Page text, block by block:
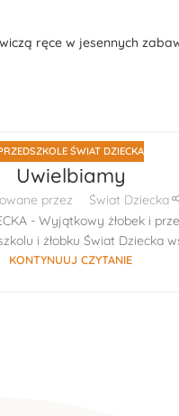
ręce w jesennych
ŚWIAT DZIECKA
Uwielbiamy
przez
Świat Dziecka
- Wyjątkowy żłobek i
i żłobku Świat Dziecka
KONTYNUUJ CZYTANIE